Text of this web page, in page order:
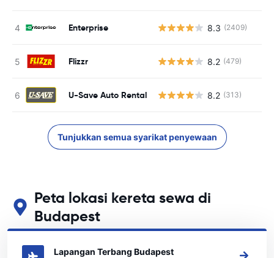
Enterprise 8.3 (2409)
Flizzr 8.2 (479)
U-Save Auto Rental 8.2 (313)
Tunjukkan semua syarikat penyewaan
Peta lokasi kereta sewa di
Budapest
Lihat lokasi sewa kereta utama kami di Budapest
Lapangan Terbang Budapest